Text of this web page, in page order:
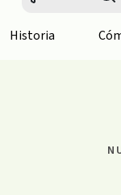
Historia